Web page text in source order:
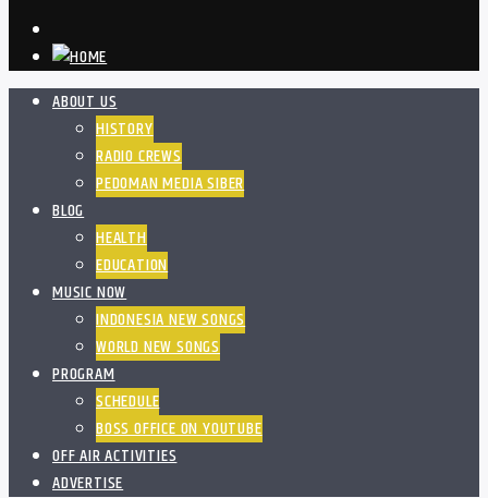
ABOUT US
HISTORY
RADIO CREWS
PEDOMAN MEDIA SIBER
BLOG
HEALTH
EDUCATION
MUSIC NOW
INDONESIA NEW SONGS
WORLD NEW SONGS
PROGRAM
SCHEDULE
BOSS OFFICE ON YOUTUBE
OFF AIR ACTIVITIES
ADVERTISE